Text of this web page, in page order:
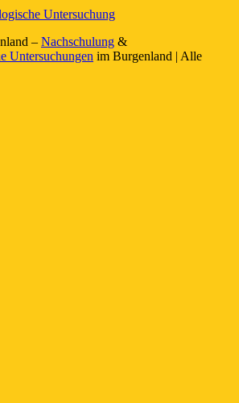
Untersuchung
– Nachschulung &
Untersuchungen im Burgenland | Alle